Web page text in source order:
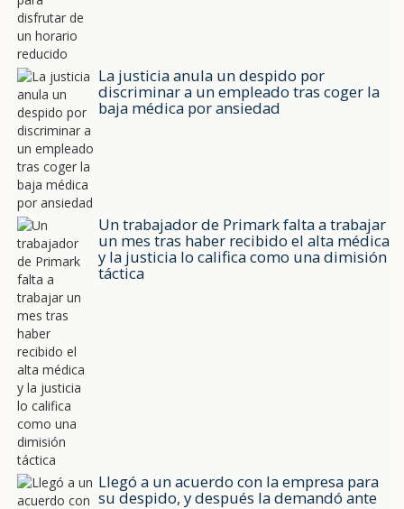
La justicia anula un despido por
discriminar a un empleado tras coger la
baja médica por ansiedad
Un trabajador de Primark falta a trabajar
un mes tras haber recibido el alta médica
y la justicia lo califica como una dimisión
táctica
Llegó a un acuerdo con la empresa para
su despido, y después la demandó ante